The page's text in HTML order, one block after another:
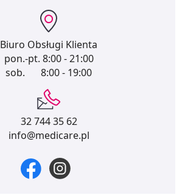
Biuro Obsługi Klienta
pon.-pt. 8:00 - 21:00
sob.
8:00 - 19:00
32 744 35 62
info@medicare.pl